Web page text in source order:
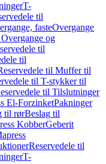
T-
til
fasteOvergange
og
til
til
til Muffer til
til T-stykker til
til Tilslutninger
El-ForzinketPakninger
til rørBeslag til
KobberGeberit
Reservedele til
T-